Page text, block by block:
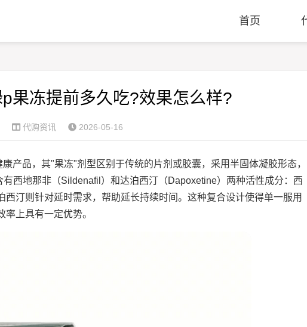
首页
果冻提前多久吃?效果怎么样?
代购资讯 2026-05-16
产品，其"果冻"剂型区别于传统的片剂或胶囊，采用半固体凝胶形态，
西地那非（Sildenafil）和达泊西汀（Dapoxetine）两种活性成分：西
汀则针对延时需求，帮助延长持续时间。这种复合设计使得单一服用
上具有一定优势。